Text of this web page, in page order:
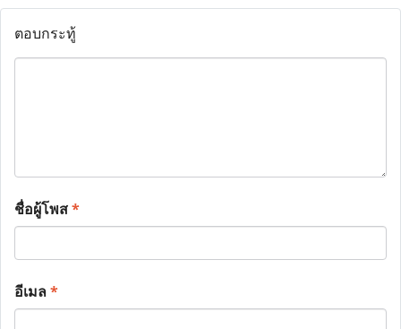
ตอบกระทู้
ชื่อผู้โพส*
อีเมล*